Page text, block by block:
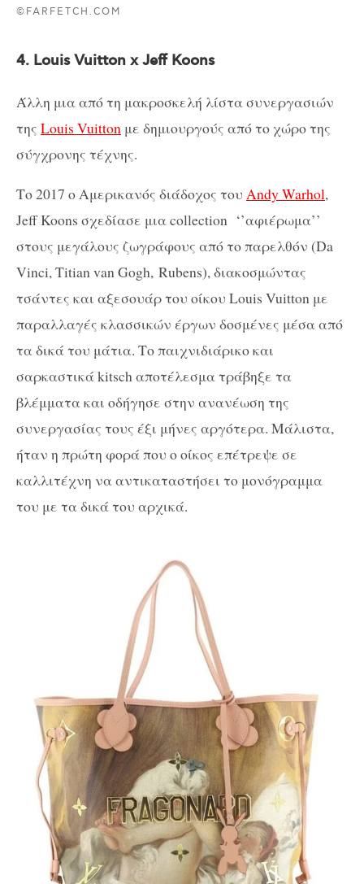
©FARFETCH.COM
4. Louis Vuitton x Jeff Koons
Άλλη μια από τη μακροσκελή λίστα συνεργασιών
της Louis Vuitton με δημιουργούς από το χώρο της
σύγχρονης τέχνης.
Το 2017 ο Αμερικανός διάδοχος του Andy Warhol,
Jeff Koons σχεδίασε μια collection ‘’αφιέρωμα’’
στους μεγάλους ζωγράφους από το παρελθόν (Da
Vinci, Titian van Gogh, Rubens), διακοσμώντας
τσάντες και αξεσουάρ του οίκου Louis Vuitton με
παραλλαγές κλασσικών έργων δοσμένες μέσα από
τα δικά του μάτια. Το παιχνιδιάρικο και
σαρκαστικά kitsch αποτέλεσμα τράβηξε τα
βλέμματα και οδήγησε στην ανανέωση της
συνεργασίας τους έξι μήνες αργότερα. Μάλιστα,
ήταν η πρώτη φορά που ο οίκος επέτρεψε σε
καλλιτέχνη να αντικαταστήσει το μονόγραμμα
του με τα δικά του αρχικά.